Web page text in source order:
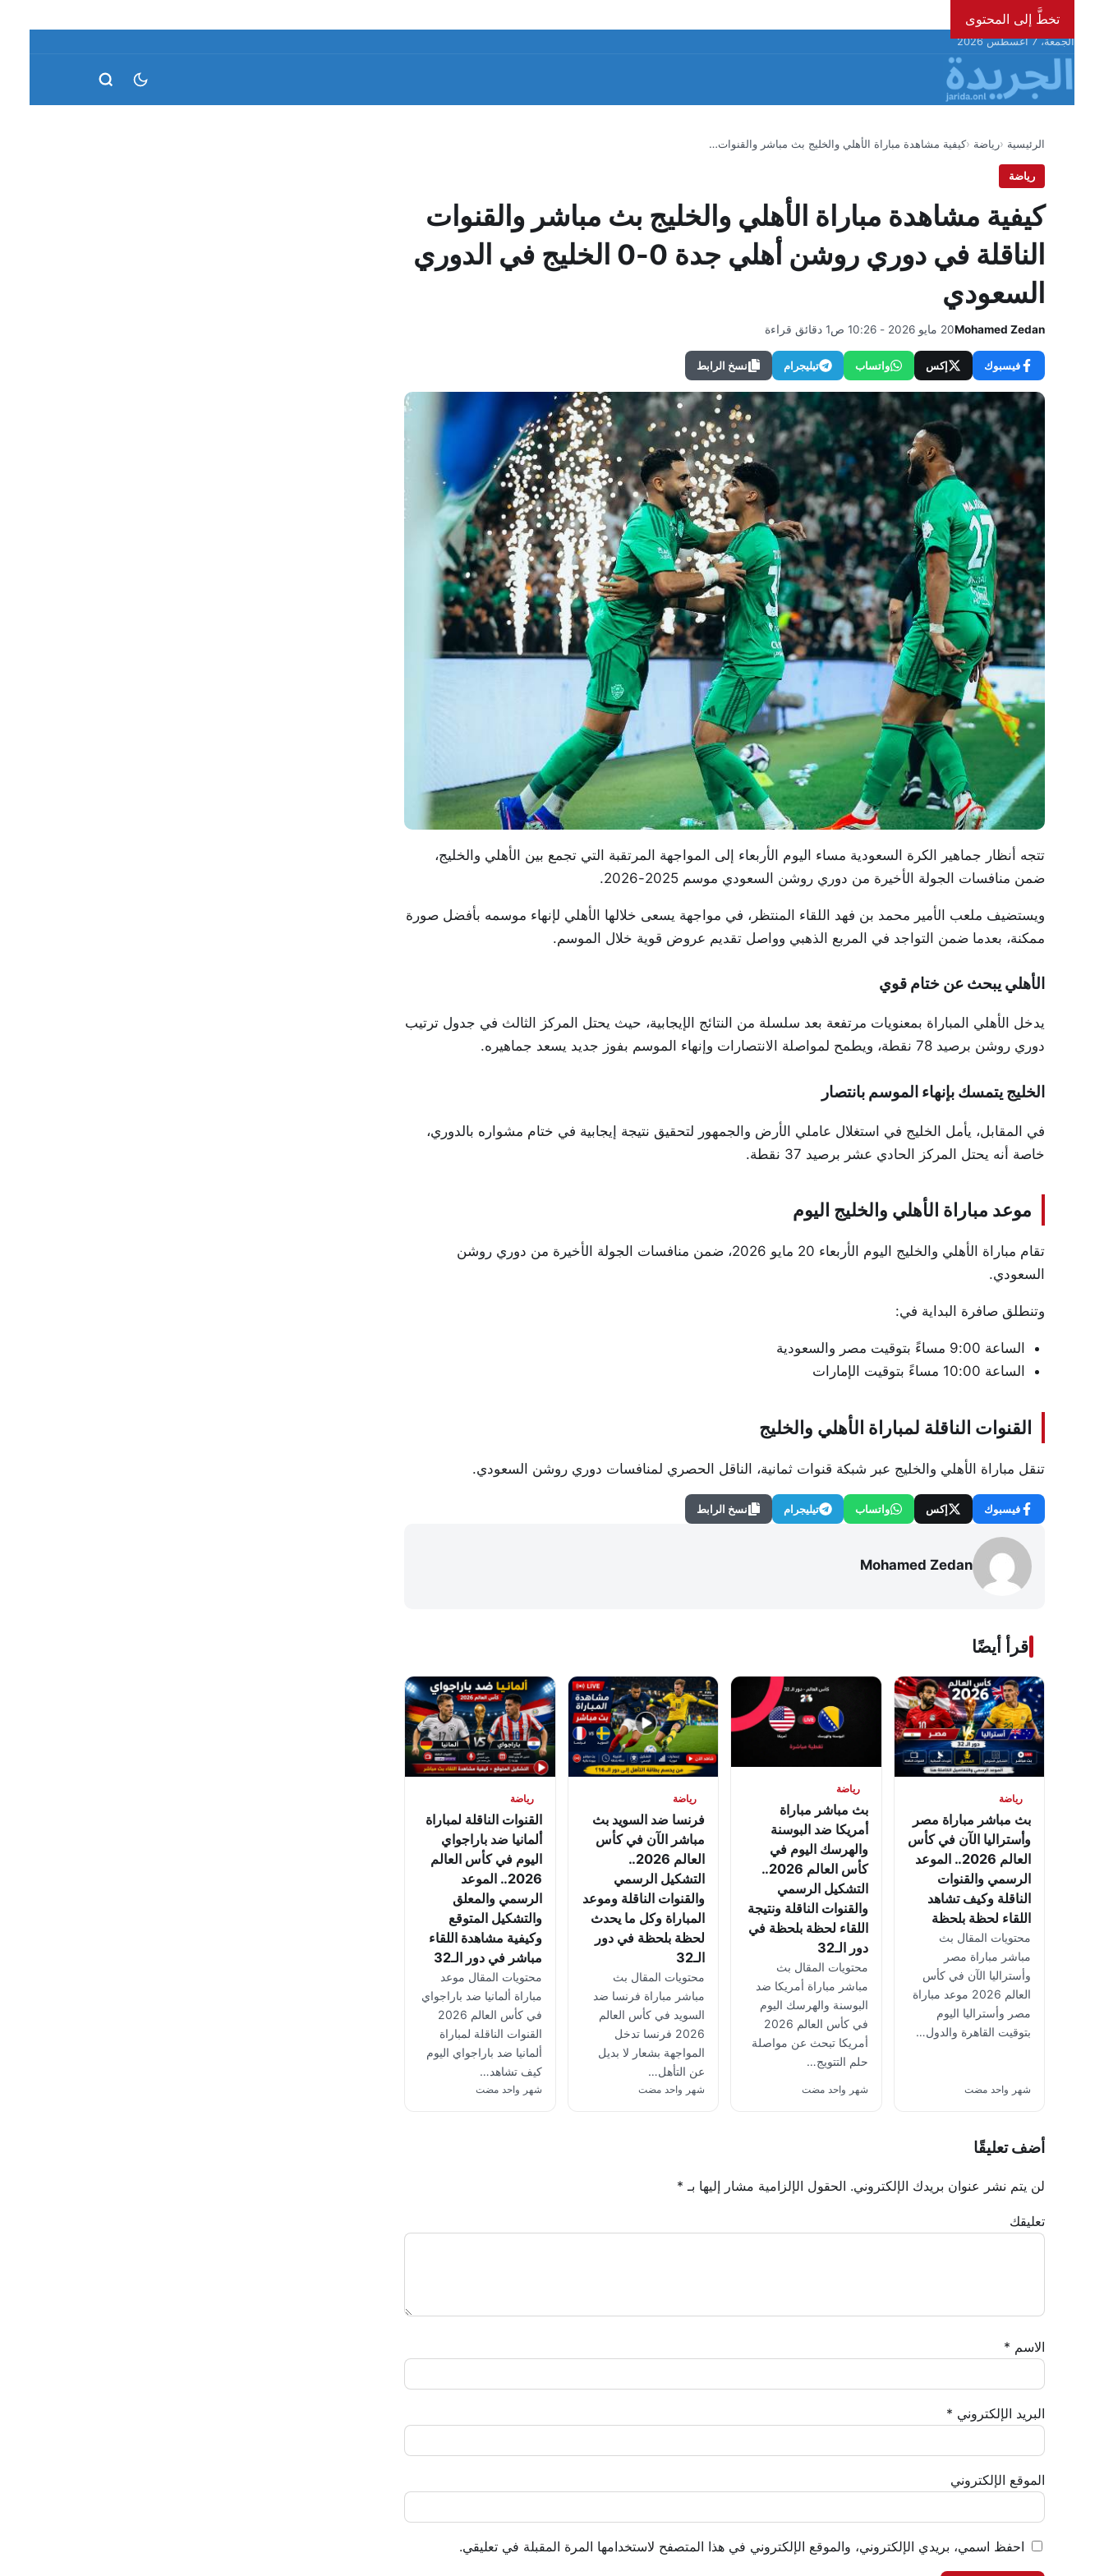
تخطَّ إلى المحتوى
الجمعة، 7 أغسطس 2026
الرئيسية رياضة كيفية مشاهدة مباراة الأهلي والخليج بث مباشر والقنوات…
رياضة
كيفية مشاهدة مباراة الأهلي والخليج بث مباشر والقنوات
الناقلة في دوري روشن أهلي جدة 0-0 الخليج في الدوري
السعودي
Mohamed Zedan20 مايو 2026 - 10:26 ص 1 دقائق قراءة
فيسبوك إكس واتساب تيليجرام نسخ الرابط
تتجه أنظار جماهير الكرة السعودية مساء اليوم الأربعاء إلى المواجهة المرتقبة التي تجمع بين الأهلي والخليج،
ضمن منافسات الجولة الأخيرة من دوري روشن السعودي موسم 2025-2026.
ويستضيف ملعب الأمير محمد بن فهد اللقاء المنتظر، في مواجهة يسعى خلالها الأهلي لإنهاء موسمه بأفضل صورة
ممكنة، بعدما ضمن التواجد في المربع الذهبي وواصل تقديم عروض قوية خلال الموسم.
الأهلي يبحث عن ختام قوي
يدخل الأهلي المباراة بمعنويات مرتفعة بعد سلسلة من النتائج الإيجابية، حيث يحتل المركز الثالث في جدول ترتيب
دوري روشن برصيد 78 نقطة، ويطمح لمواصلة الانتصارات وإنهاء الموسم بفوز جديد يسعد جماهيره.
الخليج يتمسك بإنهاء الموسم بانتصار
في المقابل، يأمل الخليج في استغلال عاملي الأرض والجمهور لتحقيق نتيجة إيجابية في ختام مشواره بالدوري،
خاصة أنه يحتل المركز الحادي عشر برصيد 37 نقطة.
موعد مباراة الأهلي والخليج اليوم
تقام مباراة الأهلي والخليج اليوم الأربعاء 20 مايو 2026، ضمن منافسات الجولة الأخيرة من دوري روشن
السعودي.
وتنطلق صافرة البداية في:
الساعة 9:00 مساءً بتوقيت مصر والسعودية
الساعة 10:00 مساءً بتوقيت الإمارات
القنوات الناقلة لمباراة الأهلي والخليج
تنقل مباراة الأهلي والخليج عبر شبكة قنوات ثمانية، الناقل الحصري لمنافسات دوري روشن السعودي.
فيسبوك إكس واتساب تيليجرام نسخ الرابط
Mohamed Zedan
اقرأ أيضًا
رياضة
بث مباشر مباراة مصر
وأستراليا الآن في كأس
العالم 2026.. الموعد
الرسمي والقنوات
الناقلة وكيف تشاهد
اللقاء لحظة بلحظة
محتويات المقال بث
مباشر مباراة مصر
وأستراليا الآن في كأس
العالم 2026 موعد مباراة
مصر وأستراليا اليوم
بتوقيت القاهرة والدول…
شهر واحد مضت
رياضة
بث مباشر مباراة
أمريكا ضد البوسنة
والهرسك اليوم في
كأس العالم 2026..
التشكيل الرسمي
والقنوات الناقلة ونتيجة
اللقاء لحظة بلحظة في
دور الـ32
محتويات المقال بث
مباشر مباراة أمريكا ضد
البوسنة والهرسك اليوم
في كأس العالم 2026
أمريكا تبحث عن مواصلة
حلم التتويج…
شهر واحد مضت
رياضة
فرنسا ضد السويد بث
مباشر الآن في كأس
العالم 2026..
التشكيل الرسمي
والقنوات الناقلة وموعد
المباراة وكل ما يحدث
لحظة بلحظة في دور
الـ32
محتويات المقال بث
مباشر مباراة فرنسا ضد
السويد في كأس العالم
2026 فرنسا تدخل
المواجهة بشعار لا بديل
عن التأهل…
شهر واحد مضت
رياضة
القنوات الناقلة لمباراة
ألمانيا ضد باراجواي
اليوم في كأس العالم
2026.. الموعد
الرسمي والمعلق
والتشكيل المتوقع
وكيفية مشاهدة اللقاء
مباشر في دور الـ32
محتويات المقال موعد
مباراة ألمانيا ضد باراجواي
في كأس العالم 2026
القنوات الناقلة لمباراة
ألمانيا ضد باراجواي اليوم
كيف تشاهد…
شهر واحد مضت
أضف تعليقًا
لن يتم نشر عنوان بريدك الإلكتروني. الحقول الإلزامية مشار إليها بـ *
تعليقك
الاسم *
البريد الإلكتروني *
الموقع الإلكتروني
احفظ اسمي، بريدي الإلكتروني، والموقع الإلكتروني في هذا المتصفح لاستخدامها المرة المقبلة في تعليقي.